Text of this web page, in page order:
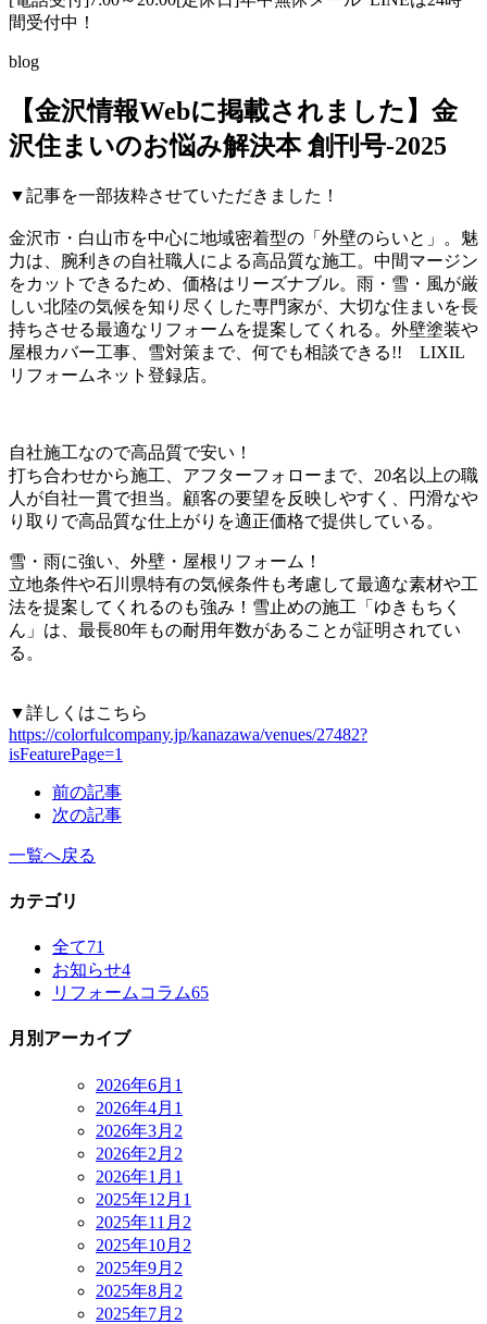
間受付中！
blog
【金沢情報Webに掲載されました】金
沢住まいのお悩み解決本 創刊号-2025
▼記事を一部抜粋させていただきました！
金沢市・白山市を中心に地域密着型の「外壁のらいと」。魅
力は、腕利きの自社職人による高品質な施工。中間マージン
をカットできるため、価格はリーズナブル。雨・雪・風が厳
しい北陸の気候を知り尽くした専門家が、大切な住まいを長
持ちさせる最適なリフォームを提案してくれる。外壁塗装や
屋根カバー工事、雪対策まで、何でも相談できる!! LIXIL
リフォームネット登録店。
自社施工なので高品質で安い！
打ち合わせから施工、アフターフォローまで、20名以上の職
人が自社一貫で担当。顧客の要望を反映しやすく、円滑なや
り取りで高品質な仕上がりを適正価格で提供している。
雪・雨に強い、外壁・屋根リフォーム！
立地条件や石川県特有の気候条件も考慮して最適な素材や工
法を提案してくれるのも強み！雪止めの施工「ゆきもちく
ん」は、最長80年もの耐用年数があることが証明されてい
る。
▼詳しくはこちら
https://colorfulcompany.jp/kanazawa/venues/27482?
isFeaturePage=1
前の記事
次の記事
一覧へ戻る
カテゴリ
全て71
お知らせ4
リフォームコラム65
月別アーカイブ
2026年6月 1
2026年4月 1
2026年3月 2
2026年2月 2
2026年1月 1
2025年12月 1
2025年11月 2
2025年10月 2
2025年9月 2
2025年8月 2
2025年7月 2